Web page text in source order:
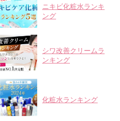
ニキビ化粧水ランキ
ング
シワ改善クリームラ
ンキング
化粧水ランキング